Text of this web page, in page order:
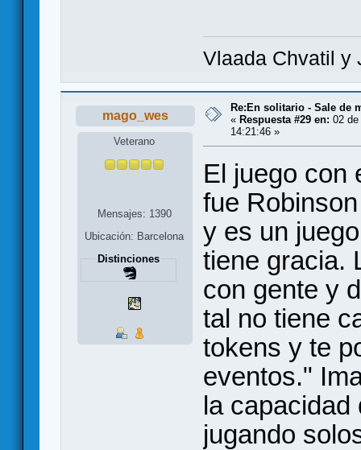
Vlaada Chvatil y
mago_wes
Veterano
Mensajes: 1390
Ubicación: Barcelona
Distinciones
Re:En solitario - Sale de
« Respuesta #29 en: 02 de
14:21:46 »
El juego con
fue
y es un
tiene gracia.
con gente y
tal no tiene
tokens y te
eventos."
la capacidad
jugando